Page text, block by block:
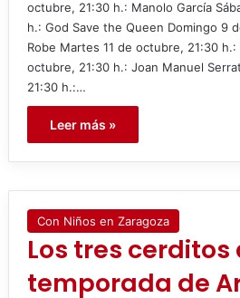
octubre, 21:30 h.: Manolo García
h.: God Save the Queen Domingo 9
Robe Martes 11 de octubre, 21:30
octubre, 21:30 h.: Joan Manuel
21:30 h.:…
Leer más »
Con Niños en Zaragoza
Los tres
temporada de